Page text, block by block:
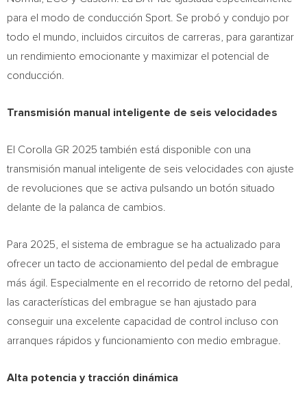
para el modo de conducción Sport. Se probó y condujo por
todo el mundo, incluidos circuitos de carreras, para garantizar
un rendimiento emocionante y maximizar el potencial de
conducción.
Transmisión manual inteligente de seis velocidades
El Corolla GR 2025 también está disponible con una
transmisión manual inteligente de seis velocidades con ajuste
de revoluciones que se activa pulsando un botón situado
delante de la palanca de cambios.
Para 2025, el sistema de embrague se ha actualizado para
ofrecer un tacto de accionamiento del pedal de embrague
más ágil. Especialmente en el recorrido de retorno del pedal,
las características del embrague se han ajustado para
conseguir una excelente capacidad de control incluso con
arranques rápidos y funcionamiento con medio embrague.
Alta potencia y tracción dinámica